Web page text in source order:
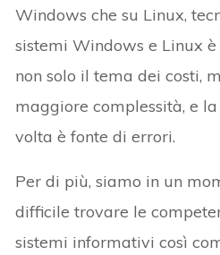
Windows che su Linux,
sistemi Windows e Linux
non solo il tema dei costi,
maggiore complessità, e
volta è fonte di errori.
Per di più, siamo in un
difficile trovare le
sistemi informativi così